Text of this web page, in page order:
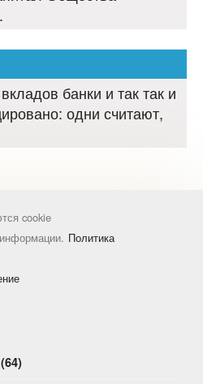
банки и так так и
одни считают,
cookie
Политика
(64)